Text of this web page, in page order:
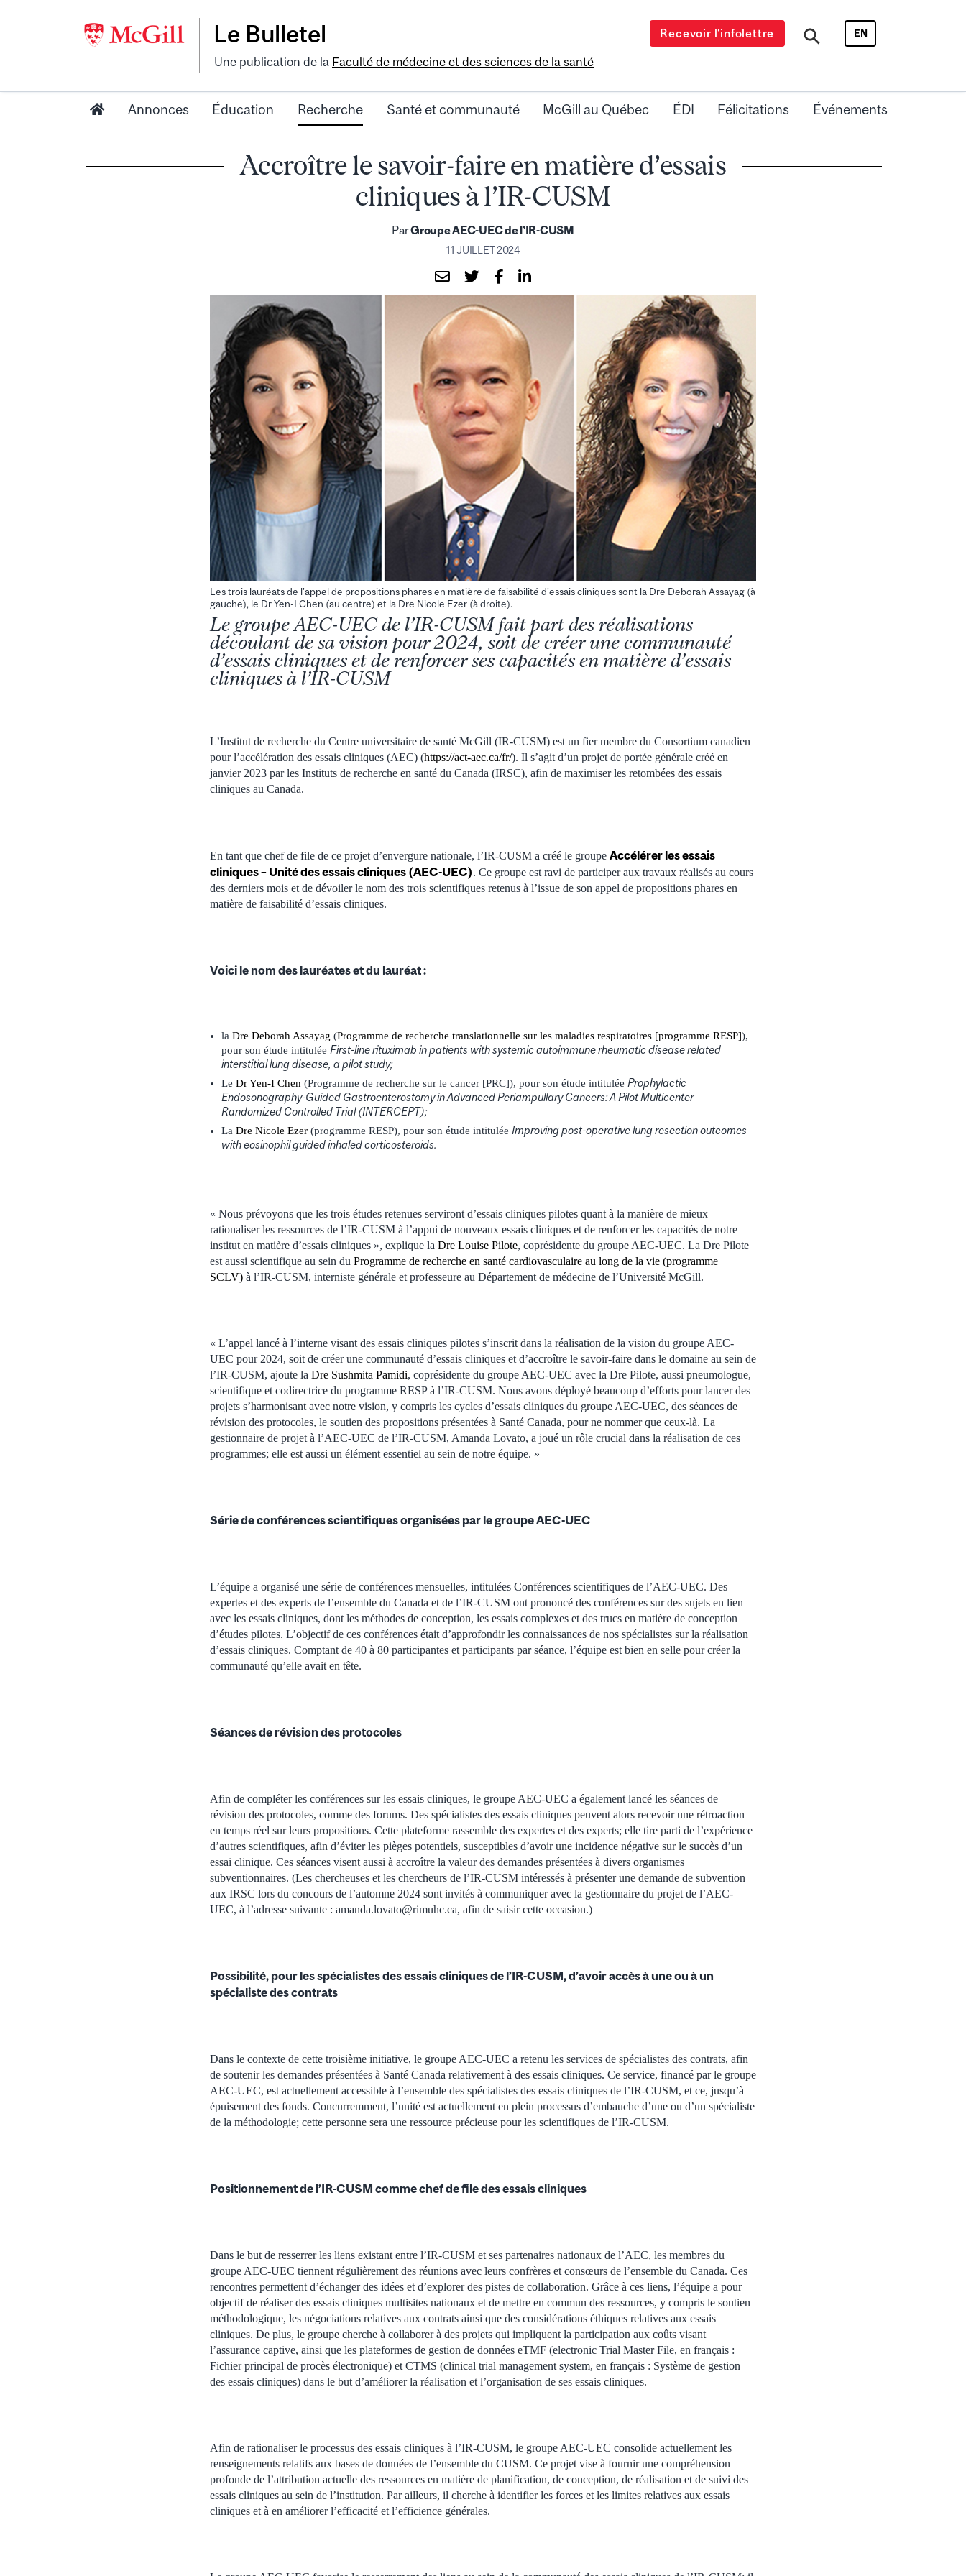
Le Bulletel
Une publication de la Faculté de médecine et des sciences de la santé
Recevoir l’infolettre EN
Annonces Éducation Recherche Santé et communauté McGill au Québec ÉDI Félicitations Événements
Accroître le savoir-faire en matière d’essais
cliniques à l’IR-CUSM
ParGroupe AEC-UEC de l’IR-CUSM
11 JUILLET 2024
Les trois lauréats de l’appel de propositions phares en matière de faisabilité d’essais cliniques sont la Dre Deborah Assayag (à
gauche), le Dr Yen-I Chen (au centre) et la Dre Nicole Ezer (à droite).
Le groupe AEC-UEC de l’IR-CUSM fait part des réalisations
découlant de sa vision pour 2024, soit de créer une communauté
d’essais cliniques et de renforcer ses capacités en matière d’essais
cliniques à l’IR-CUSM
L’Institut de recherche du Centre universitaire de santé McGill (IR-CUSM) est un fier membre du Consortium canadien
pour l’accélération des essais cliniques (AEC) (https://act-aec.ca/fr/). Il s’agit d’un projet de portée générale créé en
janvier 2023 par les Instituts de recherche en santé du Canada (IRSC), afin de maximiser les retombées des essais
cliniques au Canada.
En tant que chef de file de ce projet d’envergure nationale, l’IR-CUSM a créé le groupe Accélérer les essais
cliniques – Unité des essais cliniques (AEC-UEC). Ce groupe est ravi de participer aux travaux réalisés au cours
des derniers mois et de dévoiler le nom des trois scientifiques retenus à l’issue de son appel de propositions phares en
matière de faisabilité d’essais cliniques.
Voici le nom des lauréates et du lauréat :
la Dre Deborah Assayag (Programme de recherche translationnelle sur les maladies respiratoires [programme RESP]),
pour son étude intitulée First-line rituximab in patients with systemic autoimmune rheumatic disease related
interstitial lung disease, a pilot study;
Le Dr Yen-I Chen (Programme de recherche sur le cancer [PRC]), pour son étude intitulée Prophylactic
Endosonography-Guided Gastroenterostomy in Advanced Periampullary Cancers: A Pilot Multicenter
Randomized Controlled Trial (INTERCEPT);
La Dre Nicole Ezer (programme RESP), pour son étude intitulée Improving post-operative lung resection outcomes
with eosinophil guided inhaled corticosteroids.
« Nous prévoyons que les trois études retenues serviront d’essais cliniques pilotes quant à la manière de mieux
rationaliser les ressources de l’IR-CUSM à l’appui de nouveaux essais cliniques et de renforcer les capacités de notre
institut en matière d’essais cliniques », explique la Dre Louise Pilote, coprésidente du groupe AEC-UEC. La Dre Pilote
est aussi scientifique au sein du Programme de recherche en santé cardiovasculaire au long de la vie (programme
SCLV) à l’IR-CUSM, interniste générale et professeure au Département de médecine de l’Université McGill.
« L’appel lancé à l’interne visant des essais cliniques pilotes s’inscrit dans la réalisation de la vision du groupe AEC-
UEC pour 2024, soit de créer une communauté d’essais cliniques et d’accroître le savoir-faire dans le domaine au sein de
l’IR-CUSM, ajoute la Dre Sushmita Pamidi, coprésidente du groupe AEC-UEC avec la Dre Pilote, aussi pneumologue,
scientifique et codirectrice du programme RESP à l’IR-CUSM. Nous avons déployé beaucoup d’efforts pour lancer des
projets s’harmonisant avec notre vision, y compris les cycles d’essais cliniques du groupe AEC-UEC, des séances de
révision des protocoles, le soutien des propositions présentées à Santé Canada, pour ne nommer que ceux-là. La
gestionnaire de projet à l’AEC-UEC de l’IR-CUSM, Amanda Lovato, a joué un rôle crucial dans la réalisation de ces
programmes; elle est aussi un élément essentiel au sein de notre équipe. »
Série de conférences scientifiques organisées par le groupe AEC-UEC
L’équipe a organisé une série de conférences mensuelles, intitulées Conférences scientifiques de l’AEC-UEC. Des
expertes et des experts de l’ensemble du Canada et de l’IR-CUSM ont prononcé des conférences sur des sujets en lien
avec les essais cliniques, dont les méthodes de conception, les essais complexes et des trucs en matière de conception
d’études pilotes. L’objectif de ces conférences était d’approfondir les connaissances de nos spécialistes sur la réalisation
d’essais cliniques. Comptant de 40 à 80 participantes et participants par séance, l’équipe est bien en selle pour créer la
communauté qu’elle avait en tête.
Séances de révision des protocoles
Afin de compléter les conférences sur les essais cliniques, le groupe AEC-UEC a également lancé les séances de
révision des protocoles, comme des forums. Des spécialistes des essais cliniques peuvent alors recevoir une rétroaction
en temps réel sur leurs propositions. Cette plateforme rassemble des expertes et des experts; elle tire parti de l’expérience
d’autres scientifiques, afin d’éviter les pièges potentiels, susceptibles d’avoir une incidence négative sur le succès d’un
essai clinique. Ces séances visent aussi à accroître la valeur des demandes présentées à divers organismes
subventionnaires. (Les chercheuses et les chercheurs de l’IR-CUSM intéressés à présenter une demande de subvention
aux IRSC lors du concours de l’automne 2024 sont invités à communiquer avec la gestionnaire du projet de l’AEC-
UEC, à l’adresse suivante : amanda.lovato@rimuhc.ca, afin de saisir cette occasion.)
Possibilité, pour les spécialistes des essais cliniques de l’IR-CUSM, d’avoir accès à une ou à un
spécialiste des contrats
Dans le contexte de cette troisième initiative, le groupe AEC-UEC a retenu les services de spécialistes des contrats, afin
de soutenir les demandes présentées à Santé Canada relativement à des essais cliniques. Ce service, financé par le groupe
AEC-UEC, est actuellement accessible à l’ensemble des spécialistes des essais cliniques de l’IR-CUSM, et ce, jusqu’à
épuisement des fonds. Concurremment, l’unité est actuellement en plein processus d’embauche d’une ou d’un spécialiste
de la méthodologie; cette personne sera une ressource précieuse pour les scientifiques de l’IR-CUSM.
Positionnement de l’IR-CUSM comme chef de file des essais cliniques
Dans le but de resserrer les liens existant entre l’IR-CUSM et ses partenaires nationaux de l’AEC, les membres du
groupe AEC-UEC tiennent régulièrement des réunions avec leurs confrères et consœurs de l’ensemble du Canada. Ces
rencontres permettent d’échanger des idées et d’explorer des pistes de collaboration. Grâce à ces liens, l’équipe a pour
objectif de réaliser des essais cliniques multisites nationaux et de mettre en commun des ressources, y compris le soutien
méthodologique, les négociations relatives aux contrats ainsi que des considérations éthiques relatives aux essais
cliniques. De plus, le groupe cherche à collaborer à des projets qui impliquent la participation aux coûts visant
l’assurance captive, ainsi que les plateformes de gestion de données eTMF (electronic Trial Master File, en français :
Fichier principal de procès électronique) et CTMS (clinical trial management system, en français : Système de gestion
des essais cliniques) dans le but d’améliorer la réalisation et l’organisation de ses essais cliniques.
Afin de rationaliser le processus des essais cliniques à l’IR-CUSM, le groupe AEC-UEC consolide actuellement les
renseignements relatifs aux bases de données de l’ensemble du CUSM. Ce projet vise à fournir une compréhension
profonde de l’attribution actuelle des ressources en matière de planification, de conception, de réalisation et de suivi des
essais cliniques au sein de l’institution. Par ailleurs, il cherche à identifier les forces et les limites relatives aux essais
cliniques et à en améliorer l’efficacité et l’efficience générales.